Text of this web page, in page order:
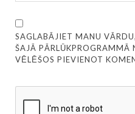
SAGLABĀJIET MANU
ŠAJĀ PĀRLŪKPROGRAMMĀ
VĒLĒŠOS PIEVIENOT